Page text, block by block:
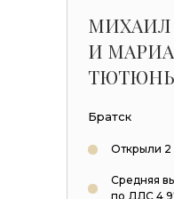
И
Братск
Открыли 2
Средняя
по ДДС 4